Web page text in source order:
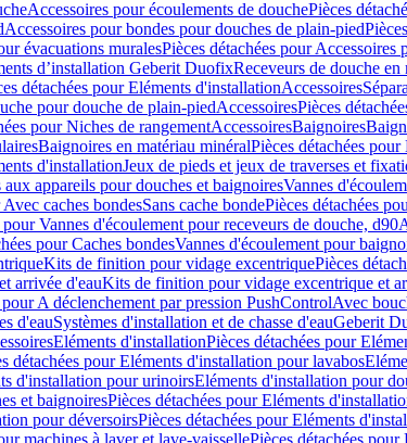
Accessoires pour écoulements de douchePièces
Accessoires pour bondes pour douches de plain-pied
évacuations muralesPièces détachées pour Accessoires
d’installation Geberit DuofixReceveurs de douche en
détachées pour Eléments d'installationAccessoires
pour douche de plain-piedAccessoiresPièces
pour Niches de rangementAccessoiresBaignoires
Baignoires en matériau minéralPièces détachées
d'installationJeux de pieds et jeux de traverses et
aux appareils pour douches et baignoiresVannes
caches bondesSans cache bondePièces détachées
pour Vannes d'écoulement pour receveurs de douche, d90
pour Caches bondesVannes d'écoulement pour
Kits de finition pour vidage excentriquePièces
arrivée d'eauKits de finition pour vidage excentrique et
pour A déclenchement par pression PushControlAvec
d'eauSystèmes d'installation et de chasse d'eauGeberit
Eléments d'installationPièces détachées pour
détachées pour Eléments d'installation pour lavabos
d'installation pour urinoirsEléments d'installation pour
et baignoiresPièces détachées pour Eléments
pour déversoirsPièces détachées pour Eléments
machines à laver et lave-vaissellePièces détachées